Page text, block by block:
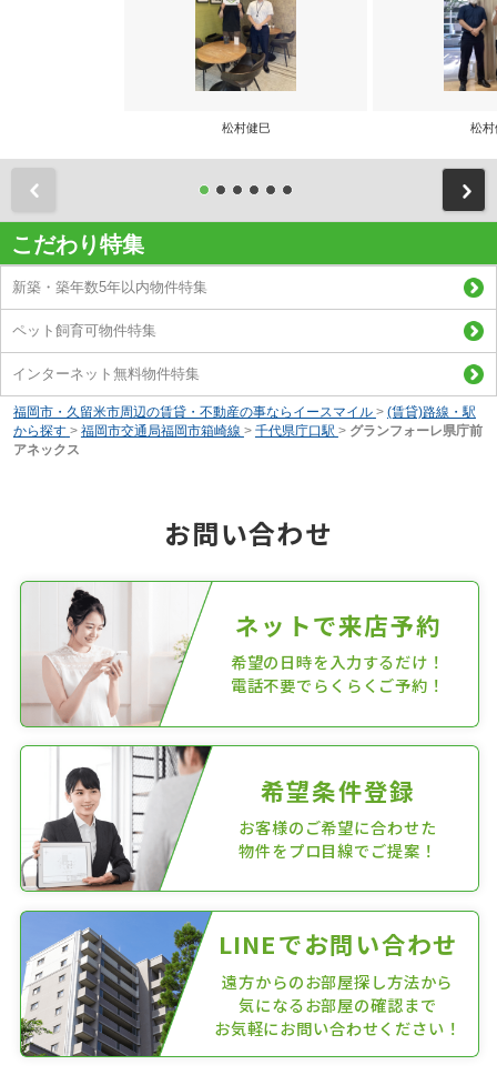
松村健巳 松村
こだわり特集
新築・築年数5年以内物件特集
ペット飼育可物件特集
インターネット無料物件特集
福岡市・久留米市周辺の賃貸・不動産の事ならイースマイル > (賃貸)路線・駅
から探す > 福岡市交通局福岡市箱崎線 > 千代県庁口駅 > グランフォーレ県庁前
アネックス
お問い合わせ
ネットで来店予約
希望の日時を入力するだけ！
電話不要でらくらくご予約！
希望条件登録
お客様のご希望に合わせた
物件をプロ目線でご提案！
LINEでお問い合わせ
遠方からのお部屋探し方法から
気になるお部屋の確認まで
お気軽にお問い合わせください！